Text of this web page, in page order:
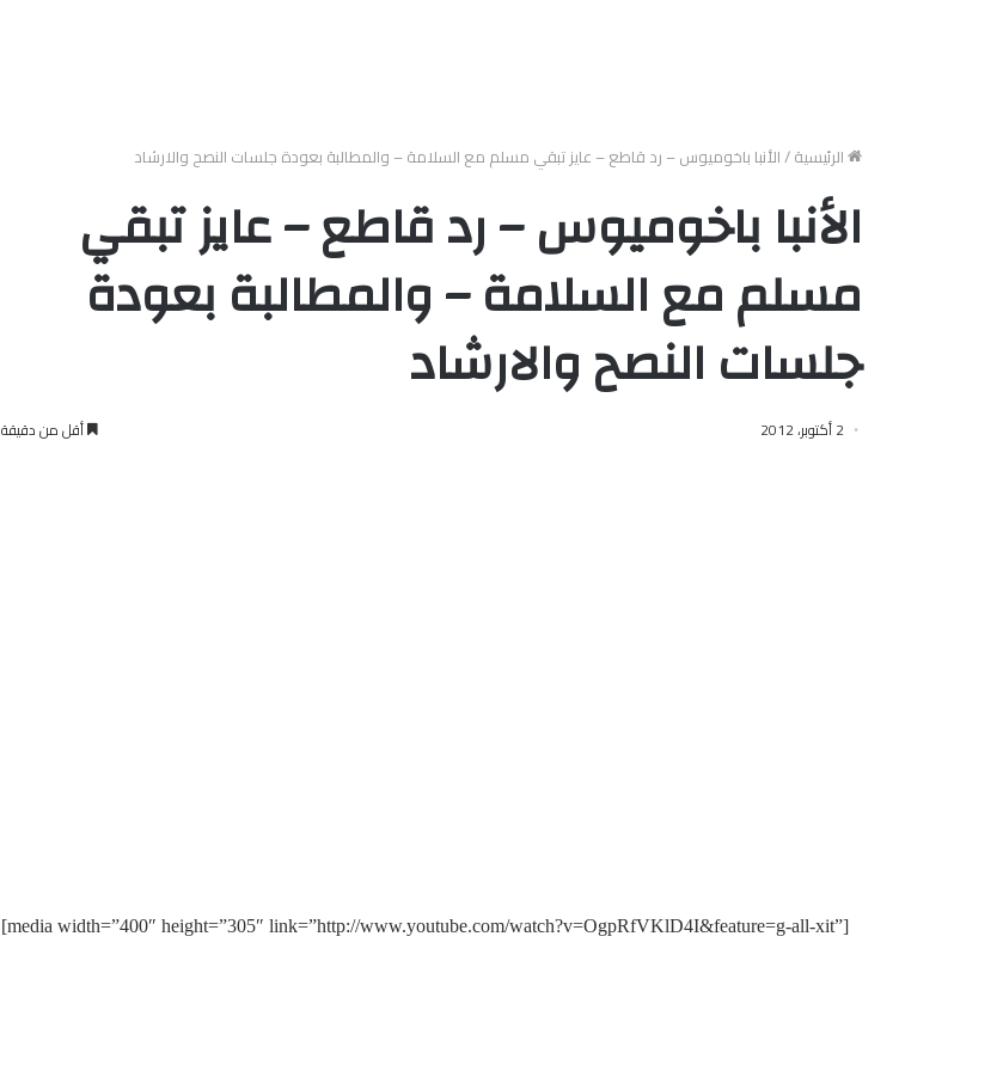
الرئيسية/الأنبا باخوميوس – رد قاطع – عايز تبقي مسلم مع السلامة – والمطالبة بعودة جلسات النصح والارشاد
الأنبا باخوميوس – رد قاطع – عايز تبقي
مسلم مع السلامة – والمطالبة بعودة
جلسات النصح والارشاد
2 أكتوبر، 2012 أقل من دقيقة
[media width=”400″ height=”305″ link=”http://www.youtube.com/watch?v=OgpRfVKlD4I&feature=g-all-xit”]